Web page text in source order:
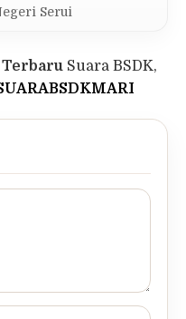
Serui
Suara BSDK,